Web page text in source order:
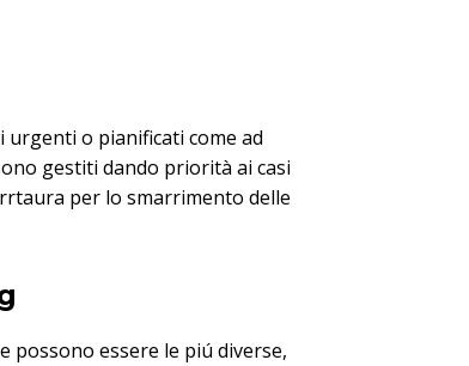
o pianificati come ad
gestiti dando priorità ai casi
per lo smarrimento delle
possono essere le piú diverse,